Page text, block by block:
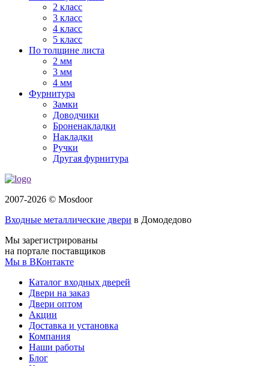
2 класс
3 класс
4 класс
5 класс
По толщине листа
2 мм
3 мм
4 мм
Фурнитура
Замки
Доводчики
Броненакладки
Накладки
Ручки
Другая фурнитура
2007-2026 © Mosdoor
Входные металлические двери в Домодедово
Мы зарегистрированы
на портале поставщиков
Мы в ВКонтакте
Каталог входных дверей
Двери на заказ
Двери оптом
Акции
Доставка и установка
Компания
Наши работы
Блог